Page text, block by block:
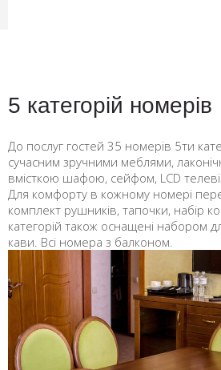
5 категорій номерів
До послуг гостей 35 номерів 5ти
сучасним зручними меблями,
вмісткою шафою, сейфом, LCD
Для комфорту в кожному номері
комплект рушників, тапочки, набір
категорій також оснащені набором
кави. Всі номера з балконом.